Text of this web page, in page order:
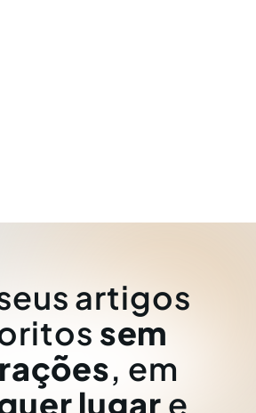
artigos
sem
, em
lugar e